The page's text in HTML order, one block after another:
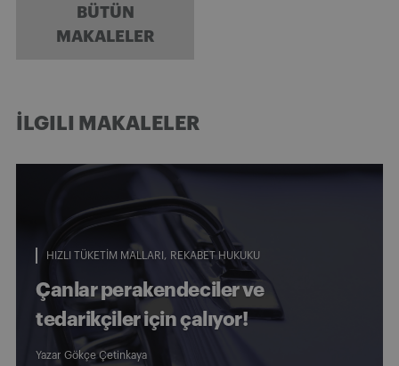
BÜTÜN
MAKALELER
İLGILI MAKALELER
HIZLI TÜKETIM MALLARI REKABET HUKUKU
Çanlar perakendeciler ve
tedarikçiler için çalıyor!
Yazar Gökçe Çetinkaya